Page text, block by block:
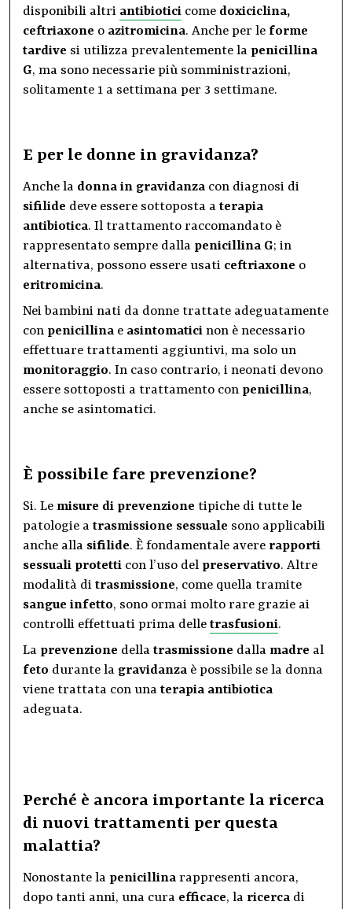
disponibili altri antibiotici come doxiciclina,
ceftriaxone o azitromicina. Anche per le forme
tardive si utilizza prevalentemente la penicillina
G, ma sono necessarie più somministrazioni,
solitamente 1 a settimana per 3 settimane.
E per le donne in gravidanza?
Anche la donna in gravidanza con diagnosi di
sifilide deve essere sottoposta a terapia
antibiotica. Il trattamento raccomandato è
rappresentato sempre dalla penicillina G; in
alternativa, possono essere usati ceftriaxone o
eritromicina.
Nei bambini nati da donne trattate adeguatamente
con penicillina e asintomatici non è necessario
effettuare trattamenti aggiuntivi, ma solo un
monitoraggio. In caso contrario, i neonati devono
essere sottoposti a trattamento con penicillina,
anche se asintomatici.
È possibile fare prevenzione?
Si. Le misure di prevenzione tipiche di tutte le
patologie a trasmissione sessuale sono applicabili
anche alla sifilide. È fondamentale avere rapporti
sessuali protetti con l’uso del preservativo. Altre
modalità di trasmissione, come quella tramite
sangue infetto, sono ormai molto rare grazie ai
controlli effettuati prima delle trasfusioni.
La prevenzione della trasmissione dalla madre al
feto durante la gravidanza è possibile se la donna
viene trattata con una terapia antibiotica
adeguata.
Perché è ancora importante la ricerca
di nuovi trattamenti per questa
malattia?
Nonostante la penicillina rappresenti ancora,
dopo tanti anni, una cura efficace, la ricerca di